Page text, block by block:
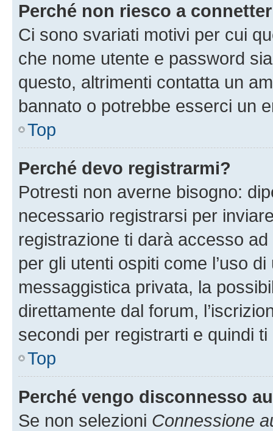
Perché non riesco a
Ci sono svariati motivi per cui
che nome utente e password
questo, altrimenti contatta un
bannato o potrebbe esserci un
Top
Perché devo registrarmi?
Potresti non averne bisogno:
necessario registrarsi per
registrazione ti darà accesso
per gli utenti ospiti come l’uso
messaggistica privata, la
direttamente dal forum,
secondi per registrarti e quindi
Top
Perché vengo disconnesso
Se non selezioni Connessione